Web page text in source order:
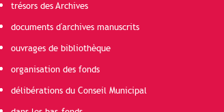
trésors des Archives
documents d'archives manuscrits
ouvrages de bibliothèque
organisation des fonds
délibérations du Conseil Municipal